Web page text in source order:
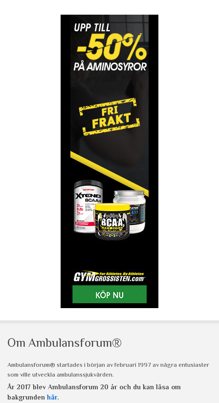
Om Ambulansforum®
Ambulansforum® startades i början av februari 1997 av några entusiaster
som ville utveckla ambulanssjukvården.
År 2017 blev Ambulansforum 20 år och du kan läsa om
bakgrunden här.